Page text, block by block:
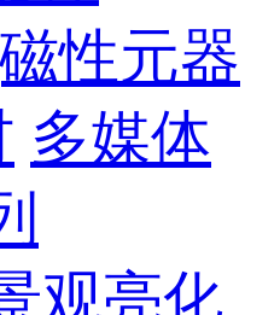
性元器
多媒体
观亮化